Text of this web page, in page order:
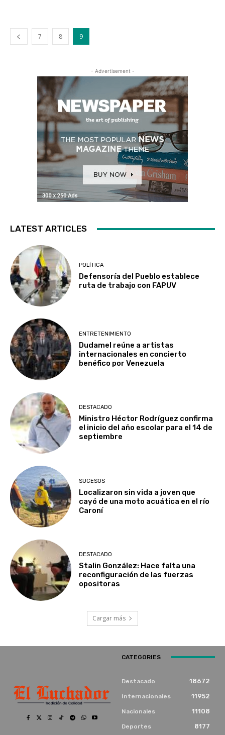
7 8 9
- Advertisement -
LATEST ARTICLES
POLÍTICA
Defensoría del Pueblo establece
ruta de trabajo con FAPUV
ENTRETENIMIENTO
Dudamel reúne a artistas
internacionales en concierto
benéfico por Venezuela
DESTACADO
Ministro Héctor Rodríguez confirma
el inicio del año escolar para el 14 de
septiembre
SUCESOS
Localizaron sin vida a joven que
cayó de una moto acuática en el río
Caroní
DESTACADO
Stalin González: Hace falta una
reconfiguración de las fuerzas
opositoras
Cargar más
CATEGORIES
Destacado 18672
Internacionales 11952
Nacionales 11108
Deportes 8177